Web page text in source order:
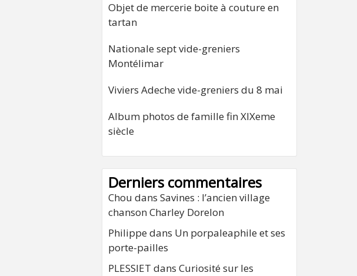
Objet de mercerie boite à couture en
tartan
Nationale sept vide-greniers
Montélimar
Viviers Adeche vide-greniers du 8 mai
Album photos de famille fin XIXeme
siècle
Derniers commentaires
Chou dans Savines : l’ancien village
chanson Charley Dorelon
Philippe dans Un porpaleaphile et ses
porte-pailles
PLESSIET dans Curiosité sur les